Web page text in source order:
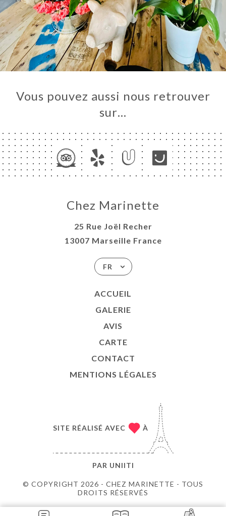
Vous pouvez aussi nous retrouver
sur…
Chez Marinette
25 Rue Joël Recher
13007 Marseille France
FR
ACCUEIL
GALERIE
AVIS
CARTE
CONTACT
MENTIONS LÉGALES
© COPYRIGHT 2026 - CHEZ MARINETTE - TOUS
DROITS RÉSERVÉS
SITE RÉALISÉ AVEC À
PAR UNIITI